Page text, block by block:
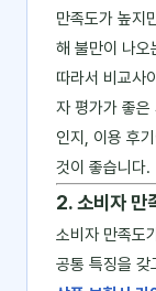
만족도가 높지
해 불만이 나오
따라서 비교사
자 평가가 좋은
인지, 이용 후
것이 좋습니다.
2. 소비자 만
소비자 만족도
공통 특징을 갖